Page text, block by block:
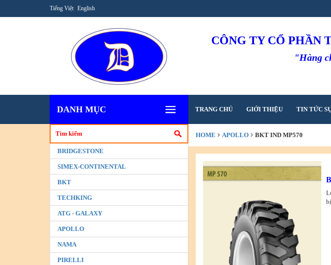
Tiếng Việt English
CÔNG TY CỔ PHẦN
"Hàng
DANH MỤC TRANG CHỦ GIỚI THIỆU TIN TỨC
BRIDGESTONE
SIMEX-CONTINENTAL
BKT
TECHKING
ATG - GALAXY
APOLLO
NAMA
PIRELLI
HOME APOLLO BKT IND MP570